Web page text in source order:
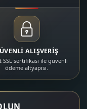
ALIŞVERİŞ
SSL sertifikası ile güvenli
ödeme altyapısı.